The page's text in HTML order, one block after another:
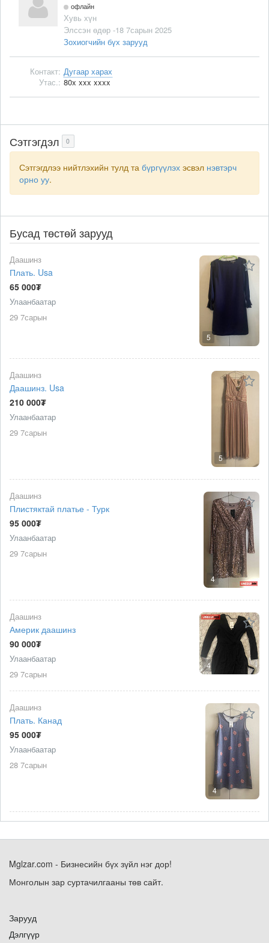
офлайн
Хувь хүн
Элссэн өдөр -18 7сарын 2025
Зохиогчийн бүх зарууд
Контакт: Дугаар харах
Утас.: 80x xxx xxxx
Сэтгэгдэл 0
Сэтгэгдлээ нийтлэхийн тулд та бүргүүлэх эсвэл нэвтэрч
орно уу.
Бусад төстөй зарууд
5
Даашинз
Плать. Usa
65 000₮
Улаанбаатар
29 7сарын
5
Даашинз
Даашинз. Usa
210 000₮
Улаанбаатар
29 7сарын
4
Даашинз
Плистяктай платье - Турк
95 000₮
Улаанбаатар
29 7сарын
4
Даашинз
Америк даашинз
90 000₮
Улаанбаатар
29 7сарын
4
Даашинз
Плать. Канад
95 000₮
Улаанбаатар
28 7сарын
Mglzar.com - Бизнесийн бүх зүйл нэг дор!
Монголын зар суртачилгааны төв сайт.
Зарууд
Дэлгүүр